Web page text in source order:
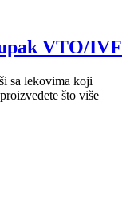
VTO/IVF
sa lekovima koji
što više